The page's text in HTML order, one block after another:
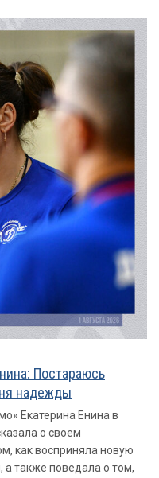
Постараюсь
надежды
Екатерина Енина в
о своем
как восприняла новую
а также поведала о том,